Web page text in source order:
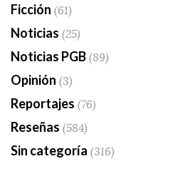
Ficción (61)
Noticias (25)
Noticias PGB(89)
Opinión (3)
Reportajes (76)
Reseñas (584)
Sin categoría (316)